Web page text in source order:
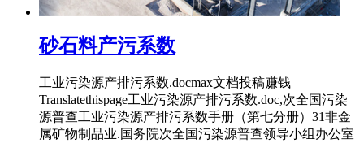
砂石料产污系数
工业污染源产排污系数.docmax文档投稿赚钱
Translatethispage工业污染源产排污系数.doc,次全国污染
源普查工业污染源产排污系数手册（第七分册）31非金
属矿物制品业.国务院次全国污染源普查领导小组办公室